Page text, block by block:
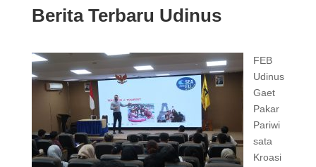
Berita Terbaru Udinus
FEB
Udinus
Gaet
Pakar
Pariwi
sata
Kroasi